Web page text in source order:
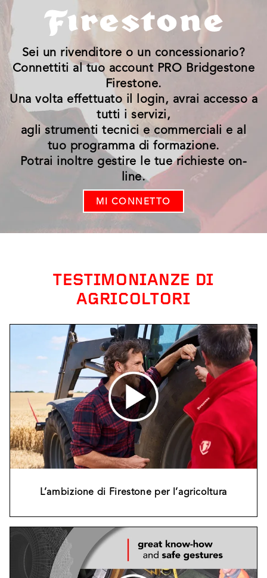
Sei un rivenditore o un concessionario?
Connettiti al tuo account PRO Bridgestone
Firestone.
Una volta effettuato il login, avrai accesso a
tutti i servizi,
agli strumenti tecnici e commerciali e al
tuo programma di formazione.
Potrai inoltre gestire le tue richieste on-
line.
MI CONNETTO
TESTIMONIANZE DI
AGRICOLTORI
L’ambizione di Firestone per l’agricoltura